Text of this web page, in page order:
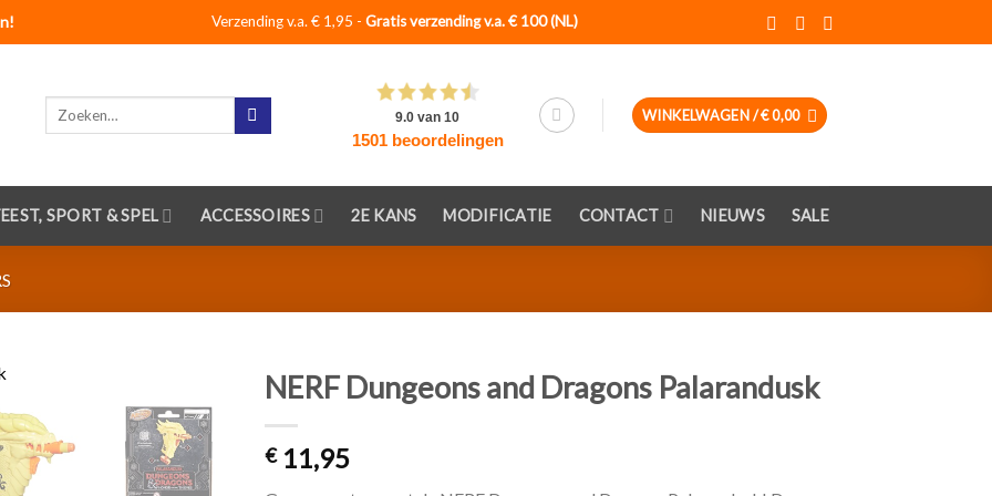
Verzending v.a. € 1,95 - Gratis verzending v.a. € 100 (NL)
Zoeken
WINKELWAGEN /€0,00
SPORT & SPEL ACCESSOIRES 2E KANS MODIFICATIE CONTACT NIEUWS SALE
Toevoegen
aan
verlanglijst
NERF Dungeons and Dragons Palarandusk
€11,95